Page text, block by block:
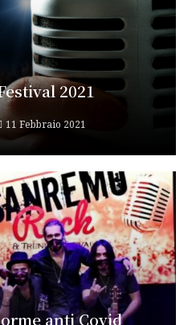
2021
11 Febbraio 2021
anti Covid